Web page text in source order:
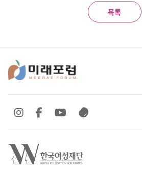
목록
SNS 바로가기
SNS 바로가기SNS 바로가기
SNS 바로가기